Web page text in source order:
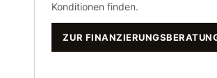
Konditionen finden.
ZUR